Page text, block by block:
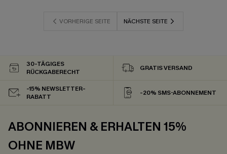
VORHERIGE SEITE NÄCHSTE SEITE
30-TÄGIGES
RÜCKGABERECHT
GRATIS VERSAND
-15% NEWSLETTER-
RABATT
-20% SMS-ABONNEMENT
ABONNIEREN & ERHALTEN 15%
OHNE MBW